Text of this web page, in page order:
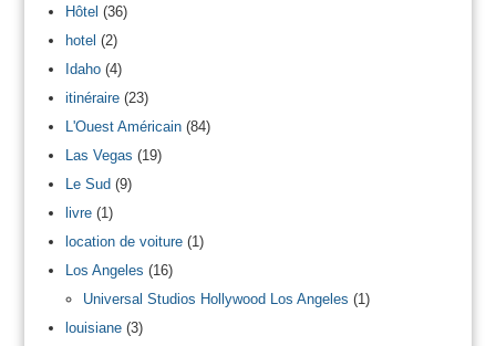
Hôtel (36)
hotel (2)
Idaho(4)
itinéraire(23)
L'Ouest Américain(84)
Las Vegas (19)
Le Sud (9)
livre(1)
location de voiture(1)
Los Angeles (16)
Universal Studios Hollywood Los Angeles (1)
louisiane(3)